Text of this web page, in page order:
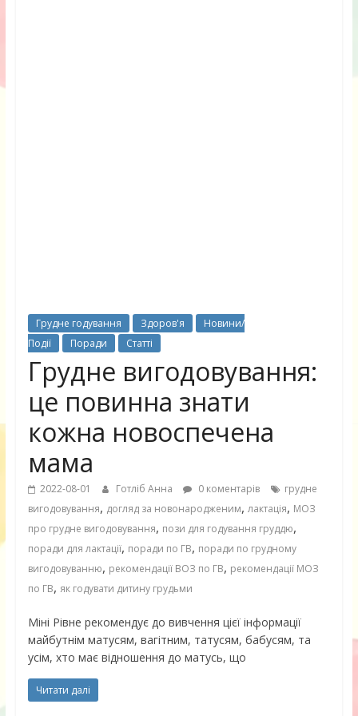
Грудне годування Здоров'я
Новини/
Події
Поради Статті
Грудне вигодовування:
це повинна знати
кожна новоспечена
мама
2022-08-01 Готліб Анна 0 коментарів
грудне
вигодовування, догляд за новонародженим, лактація, МОЗ
про грудне вигодовування, пози для годування груддю,
поради для лактації, поради по ГВ, поради по грудному
вигодовуванню, рекомендації ВОЗ по ГВ, рекомендації МОЗ
по ГВ, як годувати дитину грудьми
Міні Рівне рекомендує до вивчення цієї інформації
майбутнім матусям, вагітним, татусям, бабусям, та
усім, хто має відношення до матусь, що
Читати далі